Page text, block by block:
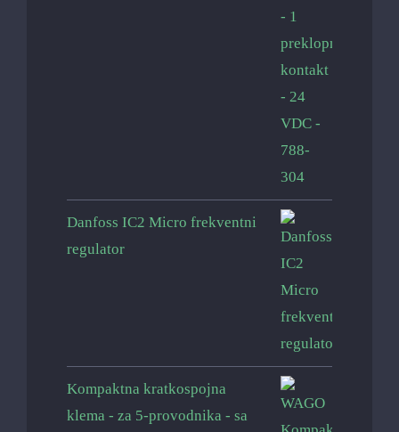
Danfoss IC2 Micro frekventni
regulator
Kompaktna kratkospojna
klema - za 5-provodnika - sa